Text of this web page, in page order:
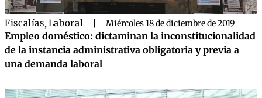
Fiscalías,Laboral Miércoles 18 de diciembre de 2019
Empleo doméstico: dictaminan la inconstitucionalidad
de la instancia administrativa obligatoria y previa a
una demanda laboral